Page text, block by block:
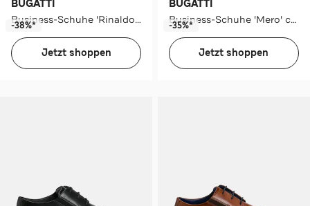
BUGATTI
Business-Schuhe 'Rinaldo' schwarz
-38%*
Jetzt shoppen
BUGATTI
Business-Schuhe 'Mero' cognac
-35%*
Jetzt shoppen